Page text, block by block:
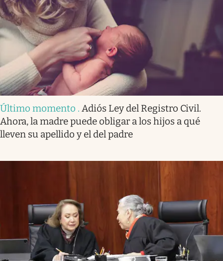
Último momento . Adiós Ley del Registro Civil.
Ahora, la madre puede obligar a los hijos a qué
lleven su apellido y el del padre